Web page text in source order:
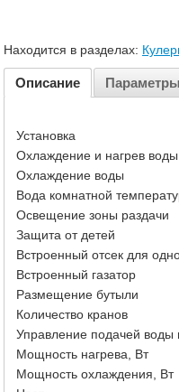
Находится в разделах:
Описание Параметры
Установка
Охлаждение и нагрев воды
Охлаждение воды
Вода комнатной
Освещение зоны раздачи
Защита от детей
Встроенный отсек для
Встроенный газатор
Размещение бутыли
Количество кранов
Управление подачей воды
Мощность нагрева, Вт
Мощность охлаждения, Вт